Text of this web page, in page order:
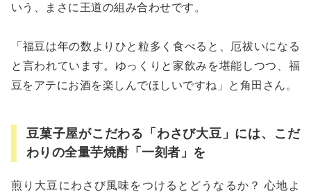
いう、まさに王道の組み合わせです。
「福豆は年の数よりひと粒多く食べると、厄祓いになる
と言われています。ゆっくりと家飲みを堪能しつつ、福
豆をアテにお酒を楽しんでほしいですね」と角田さん。
豆菓子屋がこだわる「わさび大豆」には、こだ
わりの全量芋焼酎「一刻者」を
煎り大豆にわさび風味をつけるとどうなるか？ 心地よ